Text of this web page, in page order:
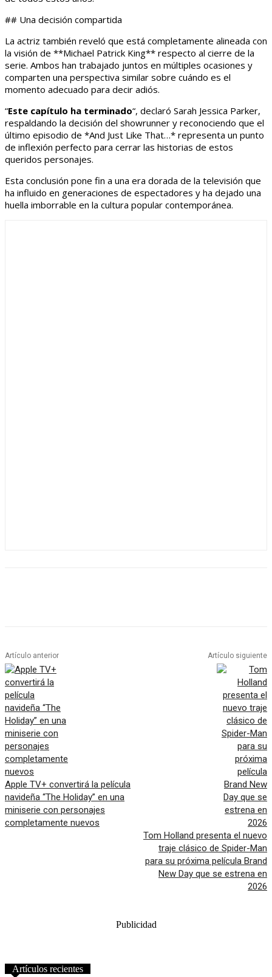
## Una decisión compartida
La actriz también reveló que está completamente alineada con
la visión de **Michael Patrick King** respecto al cierre de la
serie. Ambos han trabajado juntos en múltiples ocasiones y
comparten una perspectiva similar sobre cuándo es el
momento adecuado para decir adiós.
“Este capítulo ha terminado“, declaró Sarah Jessica Parker,
respaldando la decisión del showrunner y reconociendo que el
último episodio de *And Just Like That…* representa un punto
de inflexión perfecto para cerrar las historias de estos
queridos personajes.
Esta conclusión pone fin a una era dorada de la televisión que
ha influido en generaciones de espectadores y ha dejado una
huella imborrable en la cultura popular contemporánea.
Artículo anterior
Apple TV+ convertirá la película
navideña “The Holiday” en una
miniserie con personajes
completamente nuevos
Artículo siguiente
Tom Holland presenta el nuevo
traje clásico de Spider-Man
para su próxima película Brand
New Day que se estrena en
2026
Publicidad
Artículos recientes